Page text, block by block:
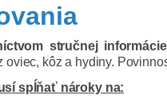
stručnej
oviec, kôz a hydiny.
spĺňať nároky na: